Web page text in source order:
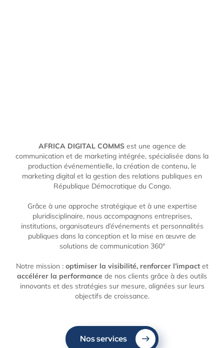
AFRICA DIGITAL COMMSest une agence de
communication et de marketing intégrée, spécialisée dans la
production événementielle, la création de contenu, le
marketing digital et la gestion des relations publiques en
République Démocratique du Congo.
Grâce à une approche stratégique et à une expertise
pluridisciplinaire, nous accompagnons entreprises,
institutions, organisateurs d’événements et personnalités
publiques dans la conception et la mise en œuvre de
solutions de communication 360°
Notre mission : optimiser la visibilité, renforcer l’impact et
accélérer la performance de nos clients grâce à des outils
innovants et des stratégies sur mesure, alignées sur leurs
objectifs de croissance.
Nos services